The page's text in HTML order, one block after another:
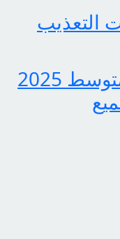
التعذيب
بشرى سارة لجميع الطلاب، نتائج الدور الثاني للثالث متوسط 2025